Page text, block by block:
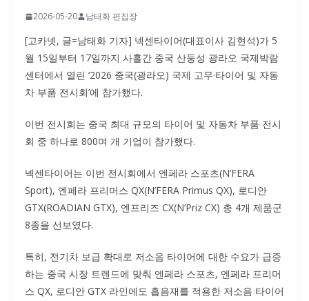
2026-05-20 남태화 편집장
[고카넷, 글=남태화 기자] 넥센타이어(대표이사 김현석)가 5
월 15일부터 17일까지 사흘간 중국 산둥성 광라오 국제박람
센터에서 열린 ‘2026 중국(광라오) 국제 고무·타이어 및 자동
차 부품 전시회’에 참가했다.
이번 전시회는 중국 최대 규모의 타이어 및 자동차 부품 전시
회 중 하나로 800여 개 기업이 참가했다.
넥센타이어는 이번 전시회에서 엔페라 스포츠(N’FERA
Sport), 엔페라 프리머스 QX(N’FERA Primus QX), 로디안
GTX(ROADIAN GTX), 엔프리즈 CX(N’Priz CX) 총 4개 제품군
8종을 선보였다.
특히, 전기차 보급 확대로 저소음 타이어에 대한 수요가 급증
하는 중국 시장 트렌드에 맞춰 엔페라 스포츠, 엔페라 프리머
스 QX, 로디안 GTX 라인에도 흡음재를 적용한 저소음 타이어